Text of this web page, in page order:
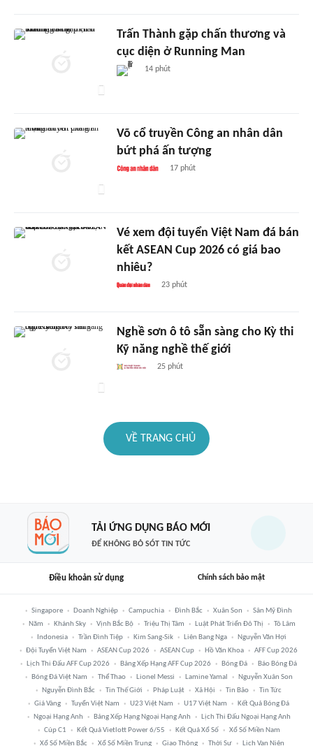
Trấn Thành gặp chấn thương và
cục diện ở Running Man
14 phút
Võ cổ truyền Công an nhân dân
bứt phá ấn tượng
17 phút
Vé xem đội tuyển Việt Nam đá bán
kết ASEAN Cup 2026 có giá bao
nhiêu?
23 phút
Nghề sơn ô tô sẵn sàng cho Kỳ thi
Kỹ năng nghề thế giới
25 phút
VỀ TRANG CHỦ
TẢI ỨNG DỤNG BÁO MỚI
ĐỂ KHÔNG BỎ SÓT TIN TỨC
Điều khoản sử dụng Chính sách bảo mật
Singapore Doanh Nghiệp Campuchia Đình Bắc Xuân Son
Sân Mỹ Đình
Năm
Khánh Sky Vịnh Bắc Bộ Triệu Thị Tâm Luật Phát Triển Đô Thị
Tô Lâm
Indonesia
Trần Đình Tiệp Kim Sang-Sik Liên Bang Nga
Nguyễn Văn Hợi
Đội Tuyển Việt Nam
ASEAN Cup 2026 ASEAN Cup Hồ Văn Khoa
AFF Cup 2026
Lịch Thi Đấu AFF Cup 2026
Bảng Xếp Hạng AFF Cup 2026 Bóng Đá
Báo Bóng Đá
Bóng Đá Việt Nam
Thể Thao Lionel Messi Lamine Yamal
Nguyễn Xuân Son
Nguyễn Đình Bắc
Tin Thế Giới Pháp Luật Xã Hội Tin Bão
Tin Tức
Giá Vàng
Tuyển Việt Nam U23 Việt Nam U17 Việt Nam
Kết Quả Bóng Đá
Ngoại Hạng Anh
Bảng Xếp Hạng Ngoại Hạng Anh
Lịch Thi Đấu Ngoại Hạng Anh
Cúp C1
Kết Quả Vietlott Power 6/55 Kết Quả Xổ Số
Xổ Số Miền Nam
Xổ Số Miền Bắc
Xổ Số Miền Trung Giao Thông Thời Sự Lịch Vạn Niên